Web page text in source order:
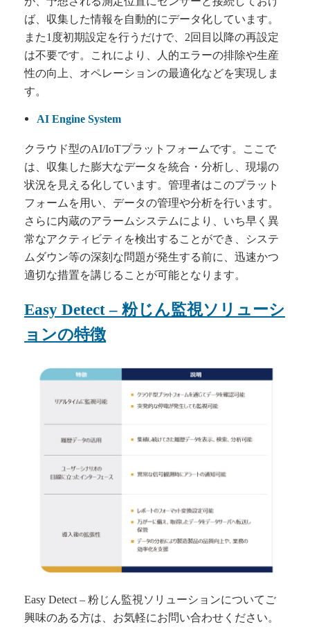
ば、収集した情報を自動的にデータ化しています。
また1度初期設定を行うだけで、2回目以降の再設定
は不要です。これにより、人的エラーの排除や生産
性の向上、オペレーションの最適化などを実現しま
す。
AI Engine System
クラウド型のAI/IoTプラットフォームです。ここで
は、収集した膨大なデータを統合・分析し、現場の
状況を見える化しています。管理者はこのプラット
フォームを用い、データの管理や分析を行います。
さらに内蔵のアラームシステムにより、いち早く異
常なアクティビティを検出することができ、システ
ムダウン等の深刻な問題が発生する前に、迅速かつ
適切な措置を講じることが可能となります。
Easy Detect – 粉じん監視ソリューシ
ョンの特徴
Easy Detect – 粉じん監視ソリューションについてご
興味のある方は、お気軽にお問い合わせください。